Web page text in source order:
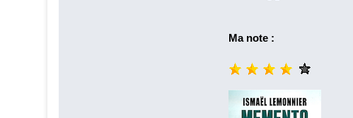
Ma note :